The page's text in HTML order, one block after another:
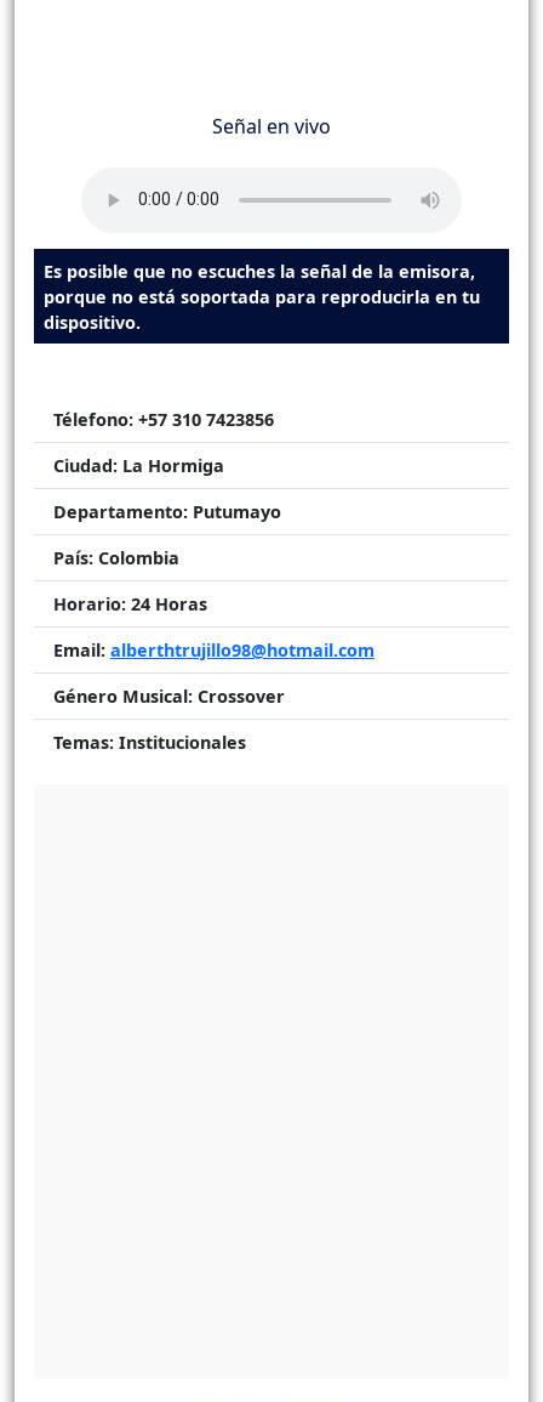
Señal en vivo
Es posible que no escuches la señal de la emisora,
porque no está soportada para reproducirla en tu
dispositivo.
Télefono: +57 310 7423856
Ciudad: La Hormiga
Departamento: Putumayo
País: Colombia
Horario: 24 Horas
Email: alberthtrujillo98@hotmail.com
Género Musical: Crossover
Temas: Institucionales